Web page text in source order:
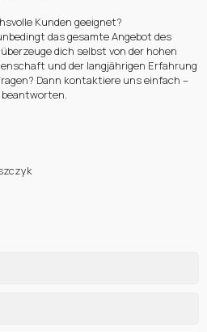
Kunden geeignet?
das gesamte Angebot des
dich selbst von der hohen
und der langjährigen Erfahrung
Dann kontaktiere uns einfach –
beantworten.